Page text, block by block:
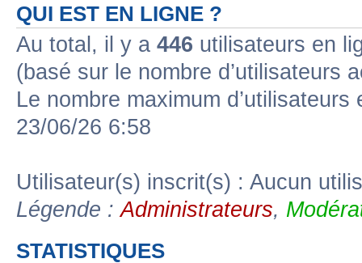
QUI EST EN LIGNE ?
Au total, il y a 446 utilisateurs en
(basé sur le nombre d’utilisateurs
Le nombre maximum
23/06/26 6:58
Utilisateur(s) inscrit(s) : Aucun
Légende :Administrateurs,
STATISTIQUES